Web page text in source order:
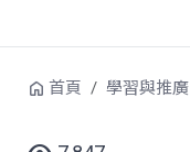
首頁 學習與推廣